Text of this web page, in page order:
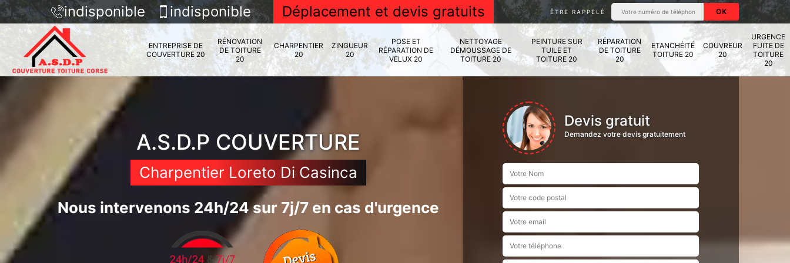
indisponible indisponible Déplacement et devis gratuits ÊTRE RAPPELÉ
ENTREPRISE DE
COUVERTURE 20
RÉNOVATION
DE TOITURE
20
CHARPENTIER
20
ZINGUEUR
20
POSE ET
RÉPARATION DE
VELUX 20
NETTOYAGE
DÉMOUSSAGE DE
TOITURE 20
PEINTURE SUR
TUILE ET
TOITURE 20
RÉPARATION
DE TOITURE
20
ETANCHÉITÉ
TOITURE 20
COUVREUR
20
URGENCE
FUITE DE
TOITURE
20
A.S.D.P COUVERTURE
Charpentier Loreto Di Casinca
Nous intervenons 24h/24 sur 7j/7 en cas d'urgence
Devis gratuit
Demandez votre devis gratuitement